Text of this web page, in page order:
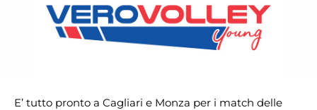
E’ tutto pronto a Cagliari e Monza per i match delle